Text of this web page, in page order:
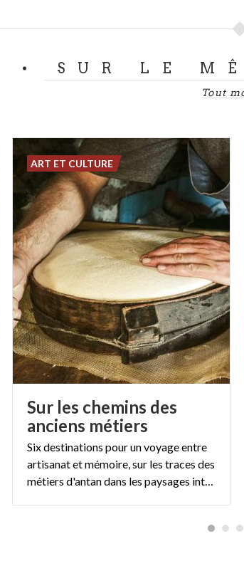
SUR LE
Tout
Sur les chemins des
anciens métiers
Six destinations pour un voyage entre
artisanat et mémoire, sur les traces des
métiers d'antan dans les paysages intemporels de la Lombardie.
ART ET CULTURE